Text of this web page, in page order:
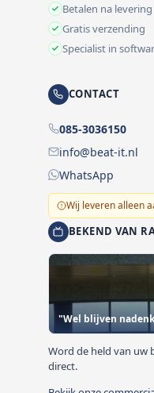
Betalen na levering
Gratis verzending
Specialist in
CONTACT
085-3036150
info@beat-it.nl
WhatsApp
Wij leveren alleen
BEKEND VAN
"Wel blijven
Word de held van uw
direct.